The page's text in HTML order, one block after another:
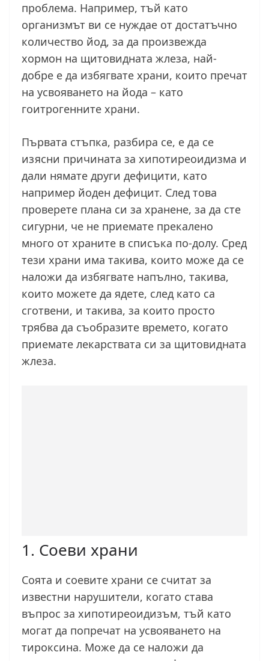
проблема. Например, тъй като
организмът ви се нуждае от достатъчно
количество йод, за да произвежда
хормон на щитовидната жлеза, най-
добре е да избягвате храни, които пречат
на усвояването на йода – като
гоитрогенните храни.
Първата стъпка, разбира се, е да се
изясни причината за хипотиреоидизма и
дали нямате други дефицити, като
например йоден дефицит. След това
проверете плана си за хранене, за да сте
сигурни, че не приемате прекалено
много от храните в списъка по-долу. Сред
тези храни има такива, които може да се
наложи да избягвате напълно, такива,
които можете да ядете, след като са
сготвени, и такива, за които просто
трябва да съобразите времето, когато
приемате лекарствата си за щитовидната
жлеза.
1. Соеви храни
Соята и соевите храни се считат за
известни нарушители, когато става
въпрос за хипотиреоидизъм, тъй като
могат да попречат на усвояването на
тироксина. Може да се наложи да